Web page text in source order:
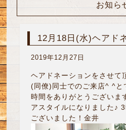
お知ら
12月18日(水)ヘアド
2019年12月27日
ヘアドネーションをさせて
(同僚)同士でのご来店^ ^と
時間をありがとうございま
アスタイルになりました♪
ございました！金井